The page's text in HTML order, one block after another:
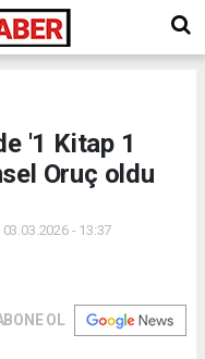
'1 Kitap 1
Oruç oldu
- 13:37
OL